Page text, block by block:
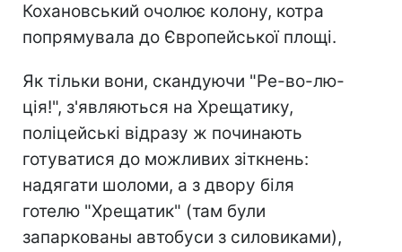
Кохановський очолює колону, котра
попрямувала до Європейської площі.
Як тільки вони, скандуючи "Ре-во-лю-
ція!", з'являються на Хрещатику,
поліцейські відразу ж починають
готуватися до можливих зіткнень:
надягати шоломи, а з двору біля
готелю "Хрещатик" (там були
запаркованы автобуси з силовиками),